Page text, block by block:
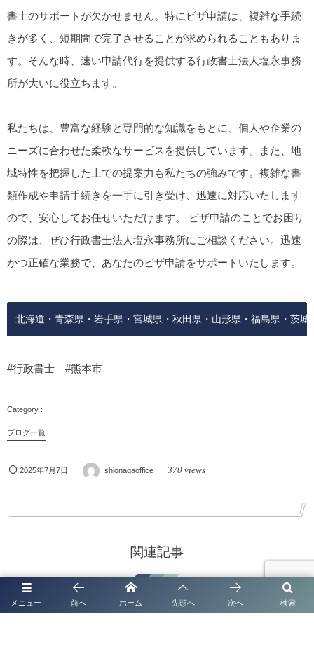
書士のサポートが欠かせません。特にビザ申請は、複雑な手続
きが多く、短期間で完了させることが求められることもありま
す。そんな時、速い申請代行を提供する行政書士法人塩永事務
所が大いに役立ちます。
私たちは、豊富な経験と専門的な知識をもとに、個人や企業の
ニーズに合わせた柔軟なサービスを提供しています。また、地
域特性を把握した上での提案力も私たちの強みです。複雑な書
類作成や申請手続きを一手に引き受け、迅速に対応いたします
ので、安心してお任せいただけます。 ビザ申請のことでお困り
の際は、ぜひ行政書士法人塩永事務所にご相談ください。迅速
かつ正確な業務で、あなたのビザ申請をサポートいたします。
北海道・青森県・岩手県・宮城県・秋田県・山形県・福島県・茨
#行政書士 #熊本市
ブログ一覧
2025年7月7日 shionagaoffice 370 views
関連記事
ブログ一覧
メニュー 検索
前へ ホーム 先頭へ 次へ